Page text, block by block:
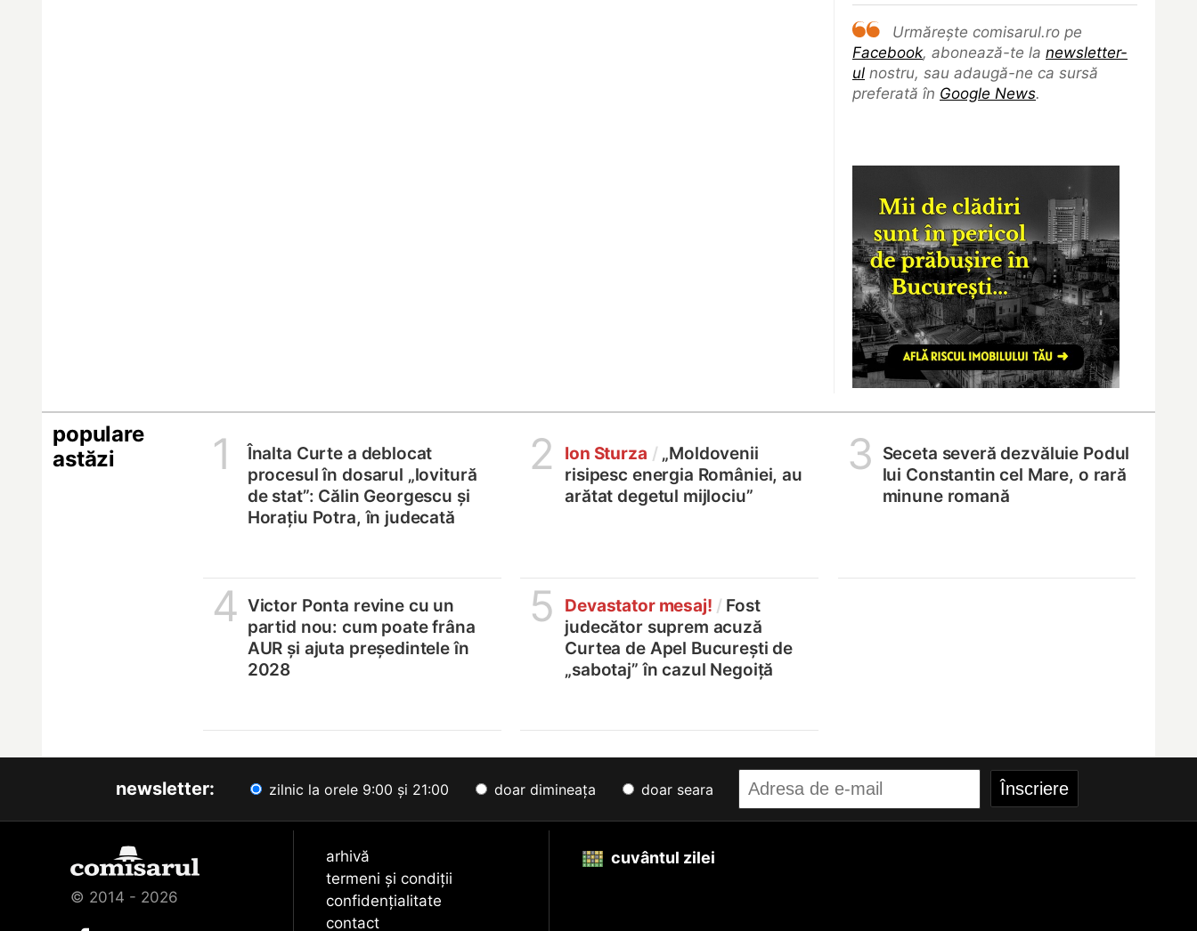
Urmărește comisarul.ro pe
Facebook, abonează-te la newsletter-
ul nostru, sau adaugă-ne ca sursă
preferată în Google News.
populare
astăzi
1
Înalta Curte a deblocat
procesul în dosarul „lovitură
de stat”: Călin Georgescu și
Horațiu Potra, în judecată
2 Ion Sturza / „Moldovenii
risipesc energia României, au
arătat degetul mijlociu”
3
Seceta severă dezvăluie Podul
lui Constantin cel Mare, o rară
minune romană
4 Victor Ponta revine cu un
partid nou: cum poate frâna
AUR și ajuta președintele în
2028
5 Devastator mesaj! / Fost
judecător suprem acuză
Curtea de Apel București de
„sabotaj” în cazul Negoiță
newsletter: zilnic la orele 9:00 și 21:00 doar dimineața doar seara
© 2014 - 2026
arhivă
termeni și condiții
confidențialitate
contact
cuvântul zilei